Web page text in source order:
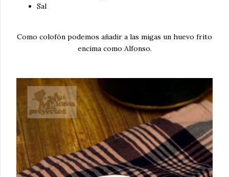
Sal
Como colofón podemos añadir a las migas un huevo frito
encima como Alfonso.